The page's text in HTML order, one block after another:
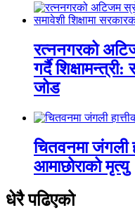
रत्ननगरको
गर्दै
जोड
चितवनमा जंगली
आमाछोराको मृत्यु
धेरै पढिएको